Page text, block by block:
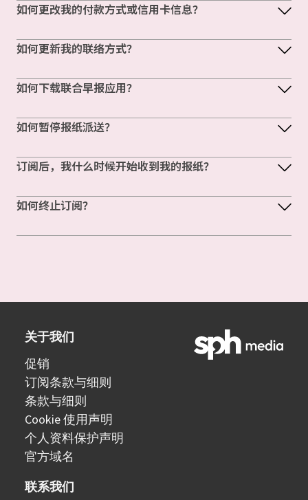
如何更改我的付款方式或信用卡信息？
如何更新我的联络方式？
如何下载联合早报应用？
如何暂停报纸派送？
订阅后，我什么时候开始收到我的报纸？
如何终止订阅？
关于我们
促销
订阅条款与细则
条款与细则
Cookie 使用声明
个人资料保护声明
官方域名
联系我们